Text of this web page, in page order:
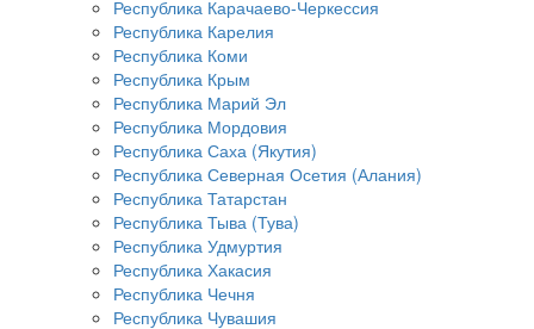
Республика Карачаево-Черкессия
Республика Карелия
Республика Коми
Республика Крым
Республика Марий Эл
Республика Мордовия
Республика Саха (Якутия)
Республика Северная Осетия (Алания)
Республика Татарстан
Республика Тыва (Тува)
Республика Удмуртия
Республика Хакасия
Республика Чечня
Республика Чувашия